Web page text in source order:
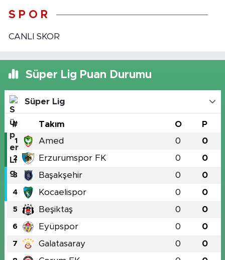
S P O R
CANLI SKOR
Süper Lig Puan Durumu
Süper Lig
# Takım O P
1 Amed 0 0
2 Erzurumspor FK 0 0
3 Başakşehir 0 0
4 Kocaelispor 0 0
5 Beşiktaş 0 0
6 Eyüpspor 0 0
7 Galatasaray 0 0